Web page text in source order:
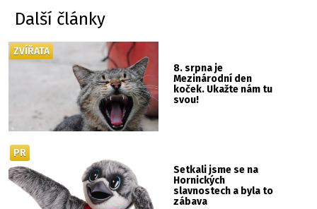
Další články
8. srpna je
Mezinárodní den
koček. Ukažte nám tu
svou!
ZVÍŘATA
Setkali jsme se na
Hornických
slavnostech a byla to
zábava
PR